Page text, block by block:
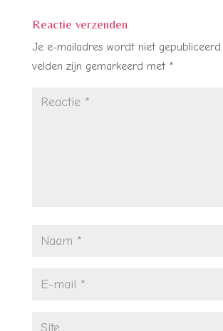
Reactie verzenden
Je e-mailadres wordt niet gepubliceerd.
velden zijn gemarkeerd met *